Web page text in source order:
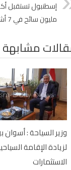
مليون سائح في 7 أشهر
مشابهة
وزير السياحة : أسوان
لزيادة الإقامة
الاستثمارات